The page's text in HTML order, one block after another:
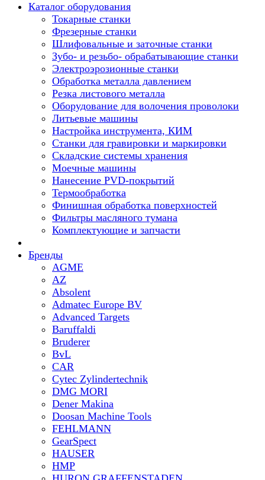
Каталог оборудования
Токарные станки
Фрезерные станки
Шлифовальные и заточные станки
Зубо- и резьбо- обрабатывающие станки
Электроэрозионные станки
Обработка металла давлением
Резка листового металла
Оборудование для волочения проволоки
Литьевые машины
Настройка инструмента, КИМ
Станки для гравировки и маркировки
Складские системы хранения
Моечные машины
Нанесение PVD-покрытий
Термообработка
Финишная обработка поверхностей
Фильтры масляного тумана
Комплектующие и запчасти
Бренды
AGME
AZ
Absolent
Admatec Europe BV
Advanced Targets
Baruffaldi
Bruderer
BvL
CAR
Cytec Zylindertechnik
DMG MORI
Dener Makina
Doosan Machine Tools
FEHLMANN
GearSpect
HAUSER
HMP